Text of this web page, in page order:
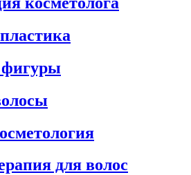
для волос